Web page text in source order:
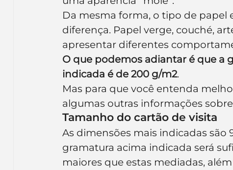
Da mesma forma, o tipo de
diferença. Papel verge, couché,
apresentar diferentes
O que podemos adiantar é que a
indicada é de 200 g/m2.
Mas para que você entenda
algumas outras informações
Tamanho do cartão de visita
As dimensões mais indicadas são
gramatura acima indicada será
maiores que estas mediadas,